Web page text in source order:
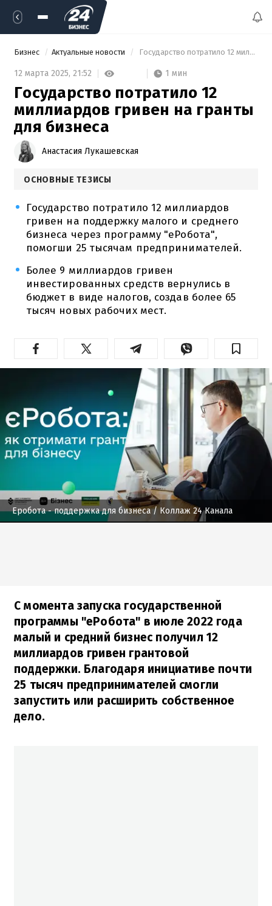
Бизнес Актуальные новости Государство потратило 12 миллиардов гривен на гранты для бизнеса
12 марта 2025, 21:52 1 мин
Государство потратило 12
миллиардов гривен на гранты
для бизнеса
Анастасия Лукашевская
ОСНОВНЫЕ ТЕЗИСЫ
Государство потратило 12 миллиардов
гривен на поддержку малого и среднего
бизнеса через программу "еРобота",
помогши 25 тысячам предпринимателей.
Более 9 миллиардов гривен
инвестированных средств вернулись в
бюджет в виде налогов, создав более 65
тысяч новых рабочих мест.
Еробота - поддержка для бизнеса/ Коллаж 24 Канала
С момента запуска государственной
программы "еРобота" в июле 2022 года
малый и средний бизнес получил 12
миллиардов гривен грантовой
поддержки. Благодаря инициативе почти
25 тысяч предпринимателей смогли
запустить или расширить собственное
дело.